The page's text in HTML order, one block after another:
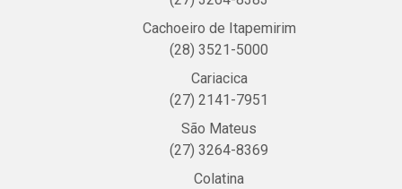
Cachoeiro de Itapemirim
(28) 3521-5000
Cariacica
(27) 2141-7951
São Mateus
(27) 3264-8369
Colatina